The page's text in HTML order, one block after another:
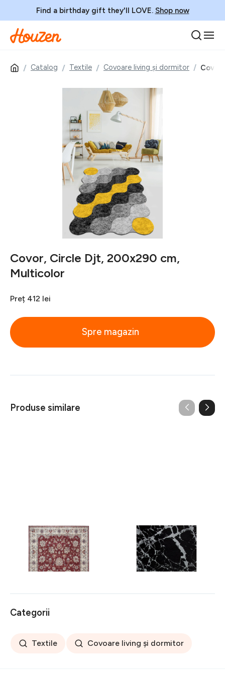
Find a birthday gift they'll LOVE. Shop now
Catalog Textile Covoare living și dormitor
Covor, Circle Djt, 200x290 cm,
Multicolor
Preț 412 lei
Spre magazin
Produse similare
Covor rezistent Eko, ALT
05 - Red, Ivory, 100%
poliester, 80 x 150 cm
256 lei
Covor rezistent SM 21 -
Black, Silver XW, 80x300
441 lei
Categorii
Textile Covoare living și dormitor